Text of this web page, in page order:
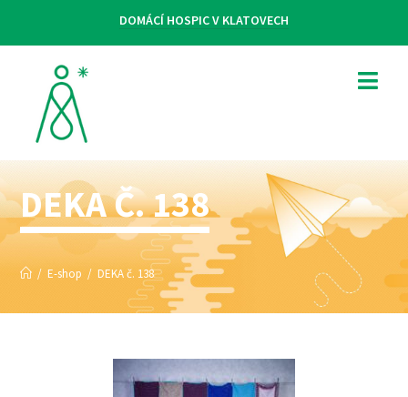
DOMÁCÍ HOSPIC V KLATOVECH
DEKA Č. 138
/ E-shop / DEKA č. 138